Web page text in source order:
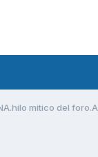
mitico del